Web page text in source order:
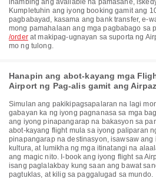
ihambing ang available na pamasahe,
Kumpletuhin ang iyong booking gamit ang
pagbabayad, kasama ang bank transfer, e-
mong pamahalaan ang mga pagbabago sa
/orderat makipag-ugnayan sa suporta ng
mo ng tulong.
Hanapin ang abot-kayang mga
Airport ng Pag-alis gamit ang Airpaz
Simulan ang pakikipagsapalaran na lagi
gabayan ka ng iyong pagnanasa sa mga
ang iyong pinapangarap na bakasyon sa
abot-kayang flight mula sa iyong paliparan
pinapangarap na destinasyon, isawsaw
kultura, at lumikha ng mga itinatangi na
ang magic nito. I-book ang iyong flight sa
isang paglalakbay kung saan ang bawat
pagtuklas, at kilig sa paggalugad sa mundo.